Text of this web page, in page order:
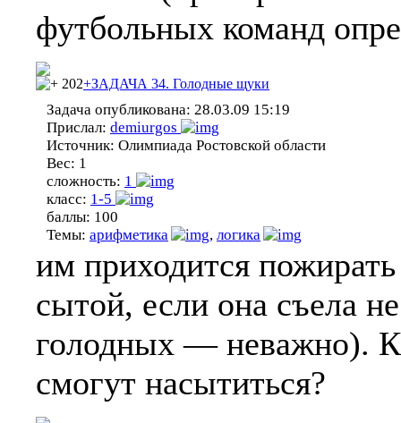
футбольных команд
202+ЗАДАЧА 34. Голодные щуки
Задача опубликована: 28.03.09 15:19
Прислал: demiurgos
Источник: Олимпиада Ростовской области
Вес: 1
сложность: 1
класс: 1-5
баллы: 100
Темы: арифметика , логика
им приходится
сытой, если она съела
голодных — неважно).
смогут насытиться?